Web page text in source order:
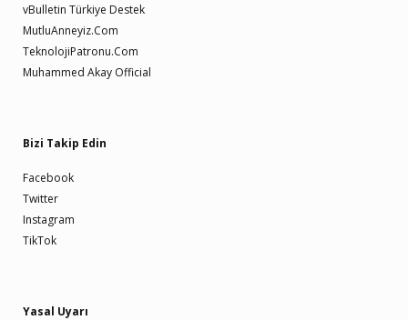
vBulletin Türkiye Destek
MutluAnneyiz.Com
TeknolojiPatronu.Com
Muhammed Akay Official
Bizi Takip Edin
Facebook
Twitter
Instagram
TikTok
Yasal Uyarı